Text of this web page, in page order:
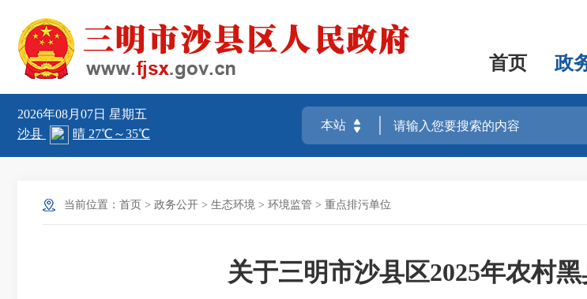
首页 政
2026年08月07日 星期五
当前位置： 首页 > 政务公开 > 生态环境 > 环境监管 > 重点排污单位
关于三明市沙县区2025年农村